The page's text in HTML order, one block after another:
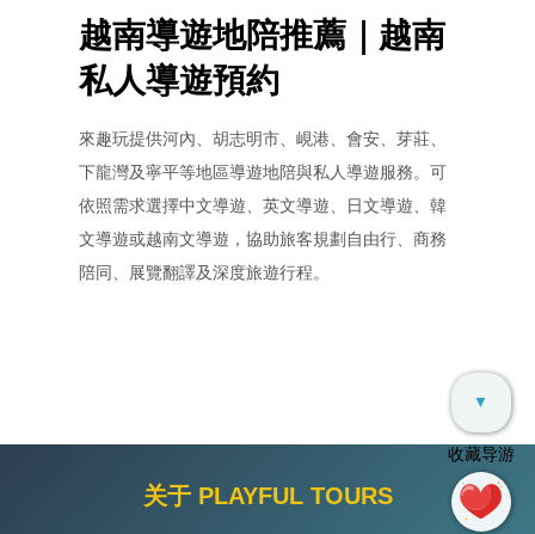
越南導遊地陪推薦｜越南
私人導遊預約
來趣玩提供河內、胡志明市、峴港、會安、芽莊、
下龍灣及寧平等地區導遊地陪與私人導遊服務。可
依照需求選擇中文導遊、英文導遊、日文導遊、韓
文導遊或越南文導遊，協助旅客規劃自由行、商務
陪同、展覽翻譯及深度旅遊行程。
关于 PLAYFUL TOURS
▼
收藏导游